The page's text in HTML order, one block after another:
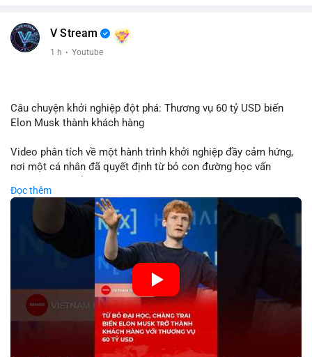
$jpyc
📰 Nguồn: Cointelegraph
V Stream
1 h · Youtube
Câu chuyện khởi nghiệp đột phá: Thương vụ 60 tỷ USD biến
Elon Musk thành khách hàng
Video phân tích về một hành trình khởi nghiệp đầy cảm hứng,
nơi một cá nhân đã quyết định từ bỏ con đường học vấn
dội với thương vụ trị giá 60 tỷ USD không chỉ khẳng định tầm
nhìn chiến lược của nhà sáng lập mà còn cho thấy sức mạnh
của sự đổi mới trong nền kinh tế hiện đại. Sự kiện này đặc biệt
gây chú ý khi biến tỷ phú Elon Musk trở thành một khách hàng
quan trọng, minh chứng cho khả năng xoay chuyển cục diện
kinh doanh của các startup đầy tiềm năng.
🎥 Xem video trực tiếp tại:
Nguồn: KIEN THUC KINH TE
Đọc thêm